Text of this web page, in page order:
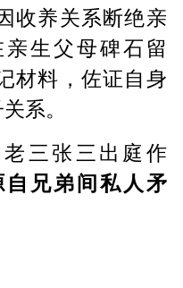
收养关系断绝亲
生父母碑石留
材料，佐证自身
系。
三张三出庭作
自兄弟间私人矛